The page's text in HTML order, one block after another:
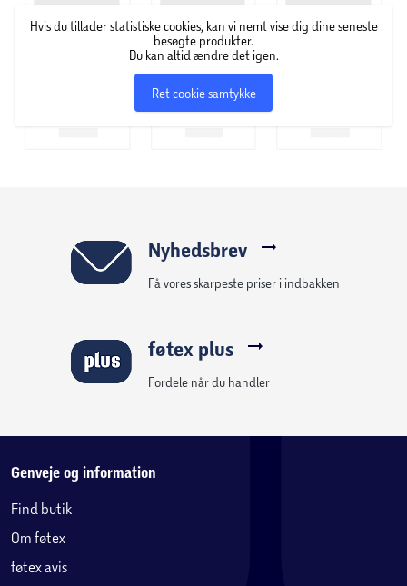
Hvis du tillader statistiske cookies, kan vi nemt vise dig dine seneste
besøgte produkter.
Du kan altid ændre det igen.
Ret cookie samtykke
Nyhedsbrev
Få vores skarpeste priser i indbakken
føtex plus
Fordele når du handler
Genveje og information
Find butik
Om føtex
føtex avis